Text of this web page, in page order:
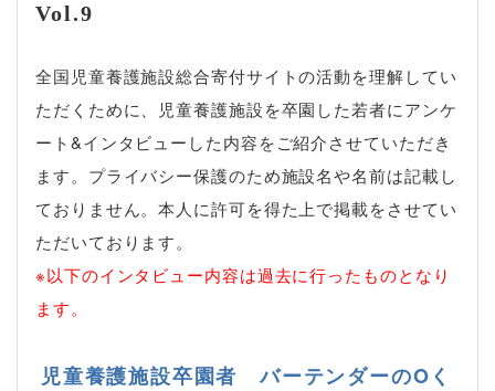
Vol.9
全国児童養護施設総合寄付サイトの活動を理解してい
ただくために、児童養護施設を卒園した若者にアンケ
ート&インタビューした内容をご紹介させていただき
ます。プライバシー保護のため施設名や名前は記載し
ておりません。本人に許可を得た上で掲載をさせてい
ただいております。
※以下のインタビュー内容は過去に行ったものとなり
ます。
児童養護施設卒園者 バーテンダーのOく